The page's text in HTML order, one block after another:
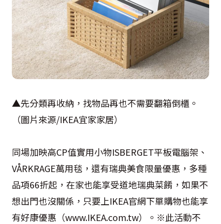
▲先分類再收納，找物品再也不需要翻箱倒櫃。
（圖片來源/IKEA宜家家居）
同場加映高CP值實用小物ISBERGET平板電腦架、
VÅRKRAGE萬用毯，還有瑞典美食限量優惠，多種
品項66折起，在家也能享受道地瑞典菜餚，如果不
想出門也沒關係，只要上IKEA官網下單購物也能享
有好康優惠 （www.IKEA.com.tw）
。※此活動不